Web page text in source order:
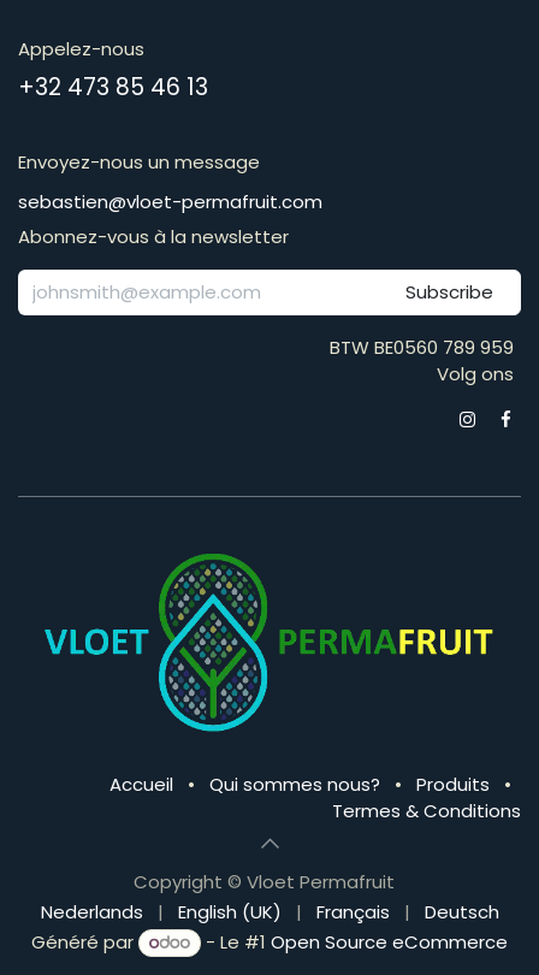
Appelez-nous
​​​​​​​​​​​​​​​​​​​​​​​+​3​2​ ​4​7​3​ ​8​5​ ​4​6​ ​1​3
Envoyez-nous un message
​​​​​​​​​​​​​​​​​​​​​​​​​​​​s​e​b​a​s​t​i​e​n​@​v​l​o​e​t​-​p​e​r​m​a​f​r​u​it​.​c​o​m
Abonnez-vous à la newsletter
Subscribe
BTW BE0560 789 959
Volg ons
Accueil • Qui sommes nous? • Produits
•
Termes & Conditions
Copyright © Vloet Permafruit
Nederlands
| English (UK) | Français |
Deutsch
Généré par
- Le #1 Open Source eCommerce